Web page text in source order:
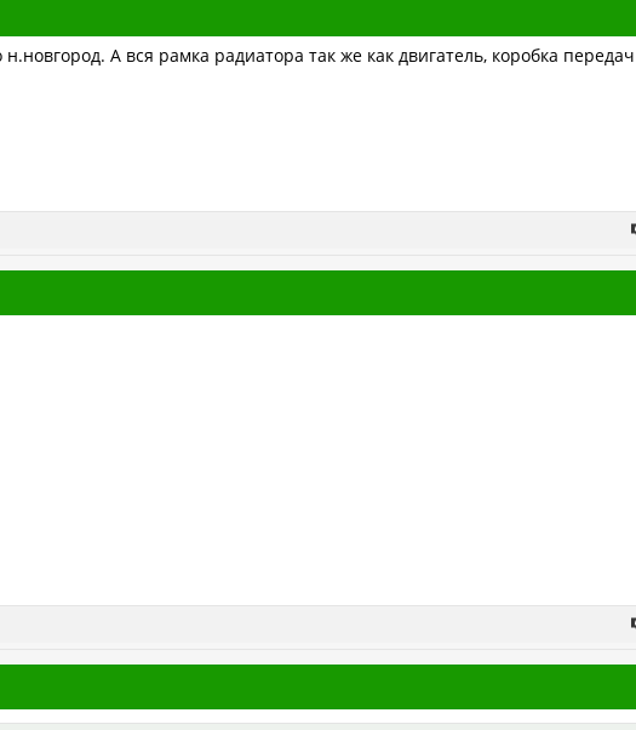
А вся рамка радиатора так же как двигатель, коробка